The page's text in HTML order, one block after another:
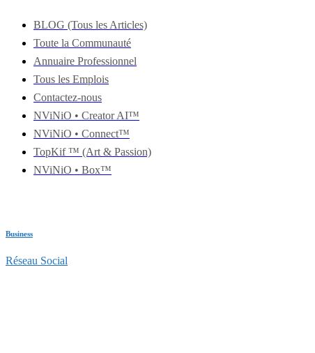
BLOG (Tous les Articles)
Toute la Communauté
Annuaire Professionnel
Tous les Emplois
Contactez-nous
NViNiO • Creator AI™
NViNiO • Connect™
TopKif ™ (Art & Passion)
NViNiO • Box™
Business
Réseau Social